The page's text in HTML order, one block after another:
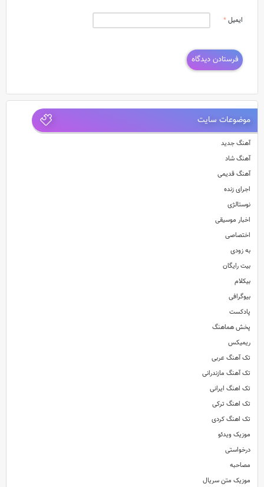
ایمیل*
موضوعات سایت
آهنگ جدید
آهنگ شاد
آهنگ قدیمی
اجرای زنده
نوستالژی
اخبار موسیقی
اختصاصی
به زودی
بیت رایگان
بیکلام
بیوگرافی
پادکست
پخش هماهنگ
ریمیکس
تک آهنگ عربی
تک آهنگ مازندرانی
تک اهنگ ایرانی
تک اهنگ ترکی
تک اهنگ کردی
موزیک ویدئو
درخواستی
مصاحبه
موزیک متن سریال